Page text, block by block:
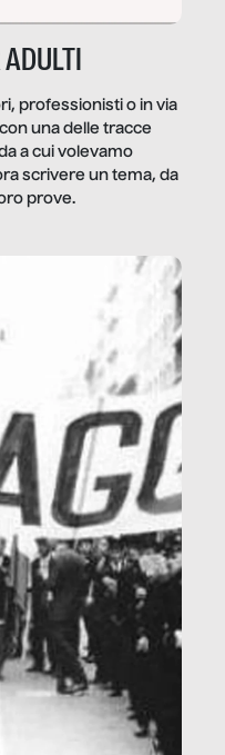
professionisti o in via
una delle tracce
a cui volevamo
scrivere un tema, da
prove.